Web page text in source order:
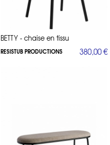
BETTY - chaise en tissu
RESISTUB PRODUCTIONS 380,00 €